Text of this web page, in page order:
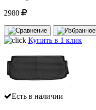
2980
Купить в 1 клик
Есть в наличии